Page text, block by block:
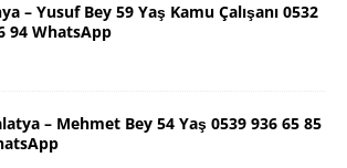
– Yusuf Bey 59 Yaş Kamu Çalışanı 0532
94 WhatsApp
– Mehmet Bey 54 Yaş 0539 936 65 85